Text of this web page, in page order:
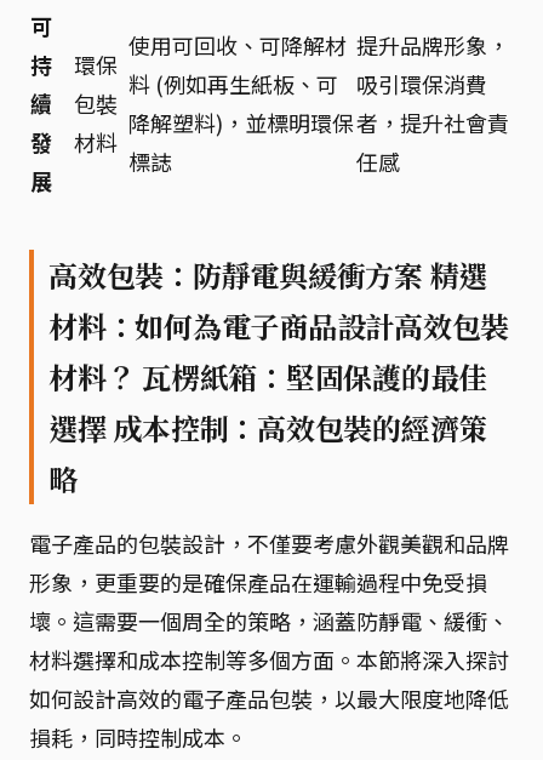
可
持
續
發
展
環保
包裝
材料
使用可回收、可降解材
料 (例如再生紙板、可
降解塑料)，並標明環保
標誌
提升品牌形象，
吸引環保消費
者，提升社會責
任感
高效包裝：防靜電與緩衝方案 精選
材料：如何為電子商品設計高效包裝
材料？ 瓦楞紙箱：堅固保護的最佳
選擇 成本控制：高效包裝的經濟策
略
電子產品的包裝設計，不僅要考慮外觀美觀和品牌
形象，更重要的是確保產品在運輸過程中免受損
壞。這需要一個周全的策略，涵蓋防靜電、緩衝、
材料選擇和成本控制等多個方面。本節將深入探討
如何設計高效的電子產品包裝，以最大限度地降低
損耗，同時控制成本。